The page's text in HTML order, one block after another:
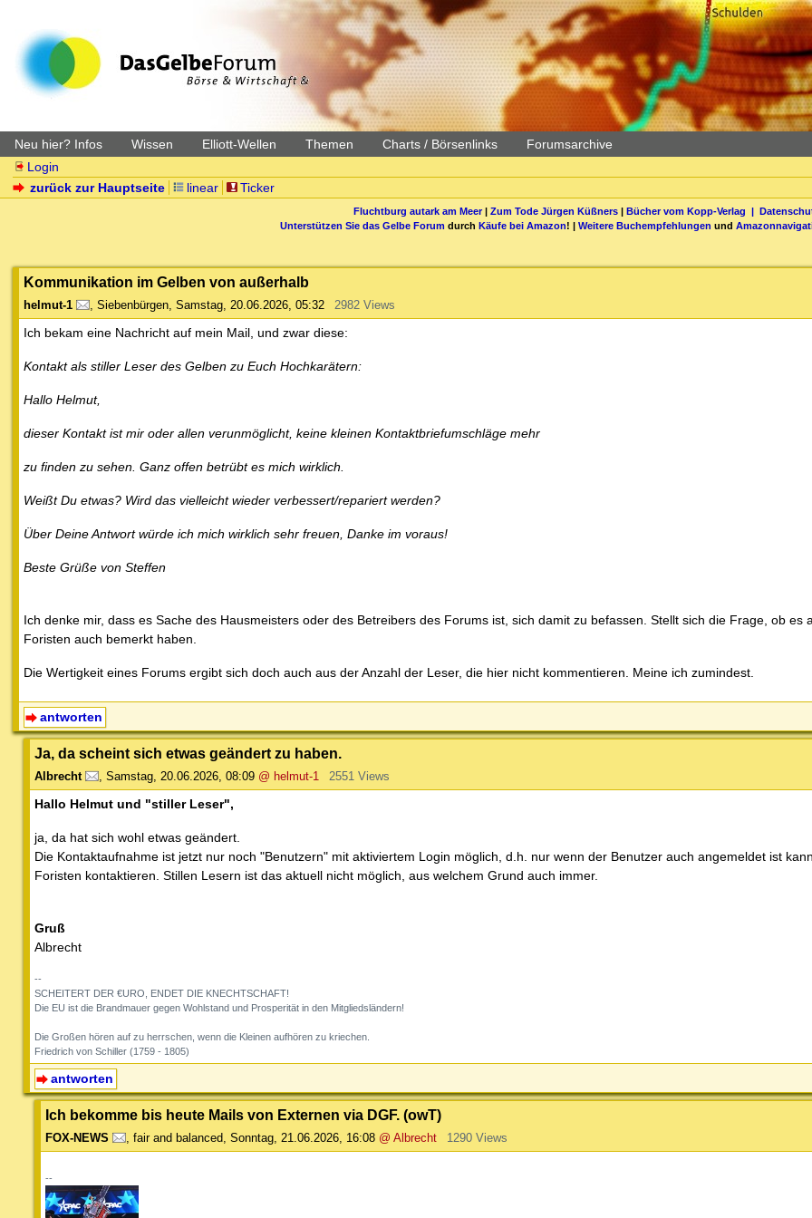
Neu hier? Infos Wissen Elliott-Wellen Themen Charts / Börsenlinks Forumsarchive
Login
zurück zur Hauptseite
linear Ticker
Fluchtburg autark am Meer| Zum Tode Jürgen Küßners| Bücher vom Kopp-Verlag |
Unterstützen Sie das Gelbe Forum durch Käufe bei Amazon! | Weitere Buchempfehlungen und
Kommunikation im Gelben von außerhalb
helmut-1 , Siebenbürgen, Samstag, 20.06.2026, 05:32 2982 Views
Ich bekam eine Nachricht auf mein Mail, und zwar diese:
Kontakt als stiller Leser des Gelben zu Euch Hochkarätern:
Hallo Helmut,
dieser Kontakt ist mir oder allen verunmöglicht, keine kleinen Kontaktbriefumschläge mehr
zu finden zu sehen. Ganz offen betrübt es mich wirklich.
Weißt Du etwas? Wird das vielleicht wieder verbessert/repariert werden?
Über Deine Antwort würde ich mich wirklich sehr freuen, Danke im voraus!
Beste Grüße von Steffen
Ich denke mir, dass es Sache des Hausmeisters oder des Betreibers des Forums ist, sich damit zu befassen. Stellt sich die Frage, ob es
Foristen auch bemerkt haben.
Die Wertigkeit eines Forums ergibt sich doch auch aus der Anzahl der Leser, die hier nicht kommentieren. Meine ich zumindest.
antworten
Ja, da scheint sich etwas geändert zu haben.
Albrecht , Samstag, 20.06.2026, 08:09 @ helmut-1 2551 Views
Hallo Helmut und "stiller Leser",
ja, da hat sich wohl etwas geändert.
Die Kontaktaufnahme ist jetzt nur noch "Benutzern" mit aktiviertem Login möglich, d.h. nur wenn der Benutzer auch angemeldet ist
Foristen kontaktieren. Stillen Lesern ist das aktuell nicht möglich, aus welchem Grund auch immer.
Gruß
Albrecht
--
SCHEITERT DER €URO, ENDET DIE KNECHTSCHAFT!
Die EU ist die Brandmauer gegen Wohlstand und Prosperität in den Mitgliedsländern!
Die Großen hören auf zu herrschen, wenn die Kleinen aufhören zu kriechen.
Friedrich von Schiller (1759 - 1805)
antworten
Ich bekomme bis heute Mails von Externen via DGF. (owT)
FOX-NEWS , fair and balanced, Sonntag, 21.06.2026, 16:08 @ Albrecht 1290 Views
--